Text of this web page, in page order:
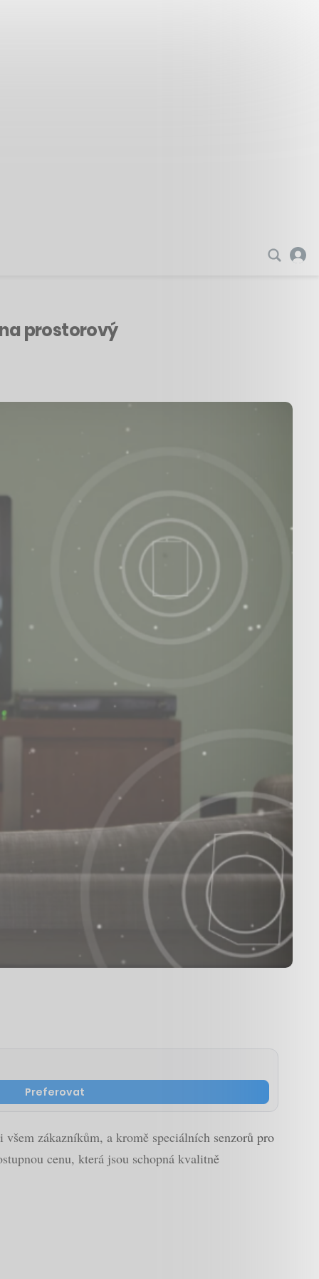
prostorový
Preferovat
zákazníkům, a kromě speciálních senzorů pro
cenu, která jsou schopná kvalitně